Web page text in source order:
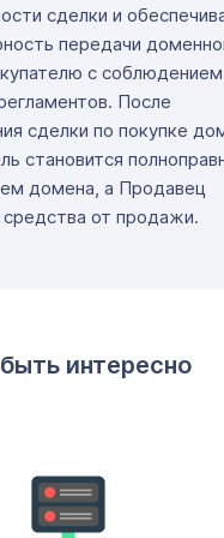
сделки и
передачи
с
После
сделки по покупке
становится
домена, а Продавец
средства от продажи.
интересно